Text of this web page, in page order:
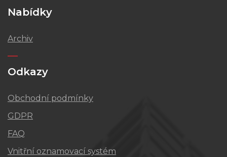
Nabídky
Archiv
Odkazy
Obchodní podmínky
GDPR
FAQ
Vnitřní oznamovací systém